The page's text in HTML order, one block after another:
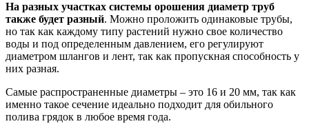
На разных участках системы орошения диаметр труб
также будет разный. Можно проложить одинаковые трубы,
но так как каждому типу растений нужно свое количество
воды и под определенным давлением, его регулируют
диаметром шлангов и лент, так как пропускная способность у
них разная.
Самые распространенные диаметры – это 16 и 20 мм, так как
именно такое сечение идеально подходит для обильного
полива грядок в любое время года.